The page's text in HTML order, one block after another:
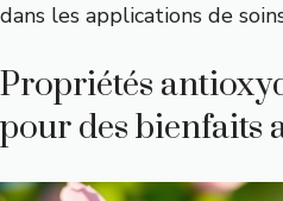
dans les applications de
Propriétés
pour des bienfaits